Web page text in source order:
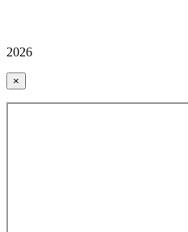
2026
×